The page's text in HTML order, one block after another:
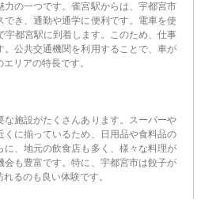
の一つです。雀宮駅からは、宇都宮市
でき、通勤や通学に便利です。電車を使
宇都宮駅に到着します。このため、仕事
公共交通機関を利用することで、車が
リアの特長です。
施設がたくさんあります。スーパーや
くに揃っているため、日用品や食料品の
に、地元の飲食店も多く、様々な料理が
も豊富です。特に、宇都宮市は餃子が
るのも良い体験です。